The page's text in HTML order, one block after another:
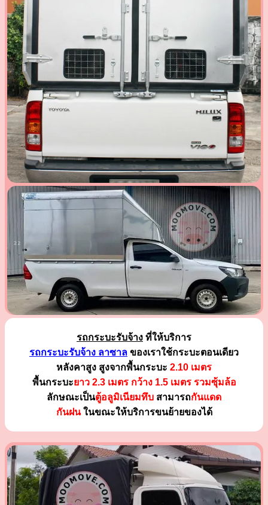
รถกระบะรับจ้าง ที่ให้บริการ
รถกระบะรับจ้าง ลาซาล ของเราใช้กระบะตอนเดียว
หลังคาสูง สูงจากพื้นกระบะ 2.10 เมตร
พื้นกระบะยาว 2.3 เมตร กว้าง 1.5 เมตร รวมซุ้มล้อ
ลักษณะเป็นตู้อลูมิเนียมทึบ สามารถกันแดด
กันฝนในขณะให้บริการขนย้ายของได้